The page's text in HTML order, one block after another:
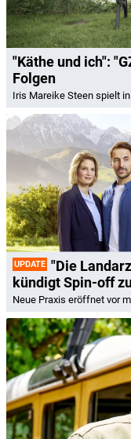
"Käthe und ich":
Folgen
Iris Mareike Steen spielt
UPDATE "Die
kündigt Spin-off
Neue Praxis eröffnet vor